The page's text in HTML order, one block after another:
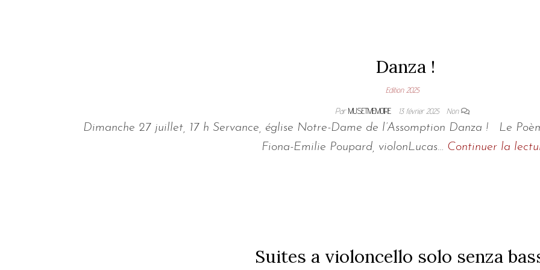
Danza !
Edition 2025
ParMUSETMEMOIRE 13 février 2025 Non
Dimanche 27 juillet, 17 h Servance, église Notre-Dame de l’Assomption Danza ! Le
Fiona-Emilie Poupard, violonLucas… Continuer la
Suites a violoncello solo senza